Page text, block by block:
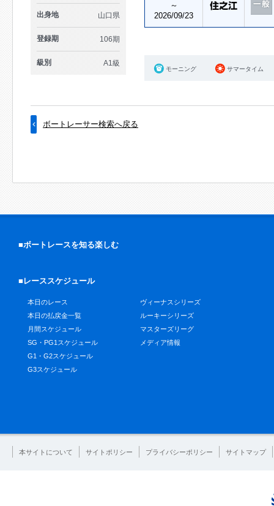
出身地 山口県
登録期 106期
級別 A1級
～
2026/09/23
モーニング サマータイム
ボートレーサー検索へ戻る
■ボートレースを知る楽しむ
■レーススケジュール
本日のレース
本日の払戻金一覧
月間スケジュール
SG・PG1スケジュール
G1・G2スケジュール
G3スケジュール
ヴィーナスシリーズ
ルーキーシリーズ
マスターズリーグ
メディア情報
本サイトについて サイトポリシー プライバシーポリシー サイトマップ